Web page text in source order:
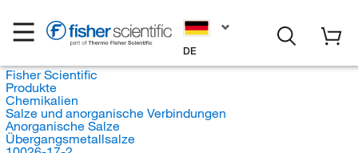
DE
Fisher Scientific
Produkte
Chemikalien
Salze und anorganische Verbindungen
Anorganische Salze
Übergangsmetallsalze